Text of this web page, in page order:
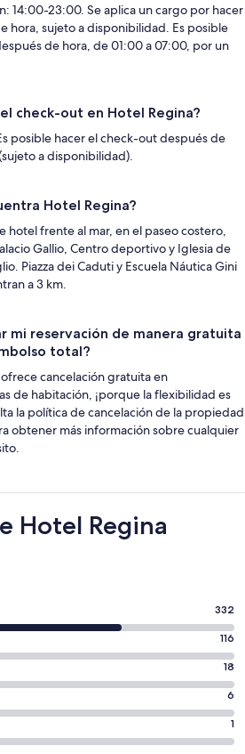
14:00-23:00. Se aplica un cargo por hacer
hora, sujeto a disponibilidad. Es posible
de hora, de 01:00 a 07:00, por un
check-out en Hotel Regina?
posible hacer el check-out después de
a disponibilidad).
Hotel Regina?
hotel frente al mar, en el paseo costero,
Gallio, Centro deportivo y Iglesia de
Piazza dei Caduti y Escuela Náutica Gini
a 3 km.
mi reservación de manera gratuita
total?
cancelación gratuita en
de habitación, ¡porque la flexibilidad es
la política de cancelación de la propiedad
obtener más información sobre cualquier
Hotel Regina
332
116
18
6
1